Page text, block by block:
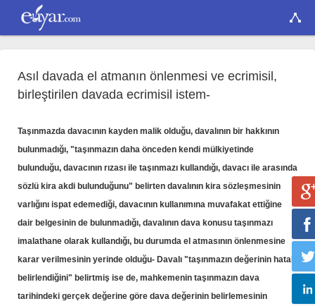
Asıl davada el atmanın önlenmesi ve ecrimisil,
birleştirilen davada ecrimisil istem-
Taşınmazda davacının kayden malik olduğu, davalının bir hakkının
bulunmadığı, "taşınmazın daha önceden kendi mülkiyetinde
bulunduğu, davacının rızası ile taşınmazı kullandığı, davacı ile arasında
sözlü kira akdi bulunduğunu" belirten davalının kira sözleşmesinin
varlığını ispat edemediği, davacının kullanımına muvafakat ettiğine
dair belgesinin de bulunmadığı, davalının dava konusu taşınmazı
imalathane olarak kullandığı, bu durumda el atmasının önlenmesine
karar verilmesinin yerinde olduğu- Davalı "taşınmazın değerinin hatalı
belirlendiğini" belirtmiş ise de, mahkemenin taşınmazın dava
tarihindeki gerçek değerine göre dava değerinin belirlemesinin